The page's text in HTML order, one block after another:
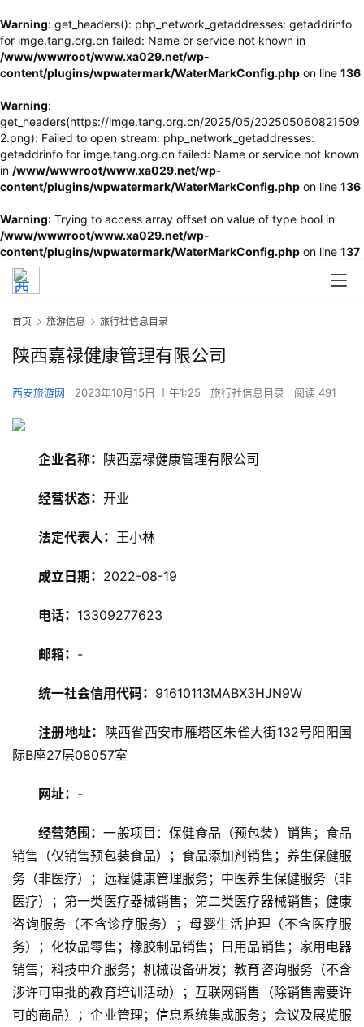
Warning: get_headers(): php_network_getaddresses: getaddrinfo
for imge.tang.org.cn failed: Name or service not known in
/www/wwwroot/www.xa029.net/wp-
content/plugins/wpwatermark/WaterMarkConfig.php on line 136
Warning:
get_headers(https://imge.tang.org.cn/2025/05/202505060821509
2.png): Failed to open stream: php_network_getaddresses:
getaddrinfo for imge.tang.org.cn failed: Name or service not known
in /www/wwwroot/www.xa029.net/wp-
content/plugins/wpwatermark/WaterMarkConfig.php on line 136
Warning: Trying to access array offset on value of type bool in
/www/wwwroot/www.xa029.net/wp-
content/plugins/wpwatermark/WaterMarkConfig.php on line 137
旅
旅
游
攻
略
美
食
特
产
首页 旅游信息 旅行社信息目录
陕西嘉禄健康管理有限公司
西安旅游网 2023年10月15日 上午1:25 旅行社信息目录 阅读 491
企业名称： 陕西嘉禄健康管理有限公司
经营状态： 开业
法定代表人： 王小林
成立日期： 2022-08-19
电话： 13309277623
邮箱： -
统一社会信用代码： 91610113MABX3HJN9W
注册地址：
陕西省西安市雁塔区朱雀大街132号阳阳国
际B座27层08057室
网址： -
经营范围：一般项目：保健食品（预包装）销售；食品
销售（仅销售预包装食品）；食品添加剂销售；养生保健服
务（非医疗）；远程健康管理服务；中医养生保健服务（非
医疗）；第一类医疗器械销售；第二类医疗器械销售；健康
咨询服务（不含诊疗服务）；母婴生活护理（不含医疗服
务）；化妆品零售；橡胶制品销售；日用品销售；家用电器
销售；科技中介服务；机械设备研发；教育咨询服务（不含
涉许可审批的教育培训活动）；互联网销售（除销售需要许
可的商品）；企业管理；信息系统集成服务；会议及展览服